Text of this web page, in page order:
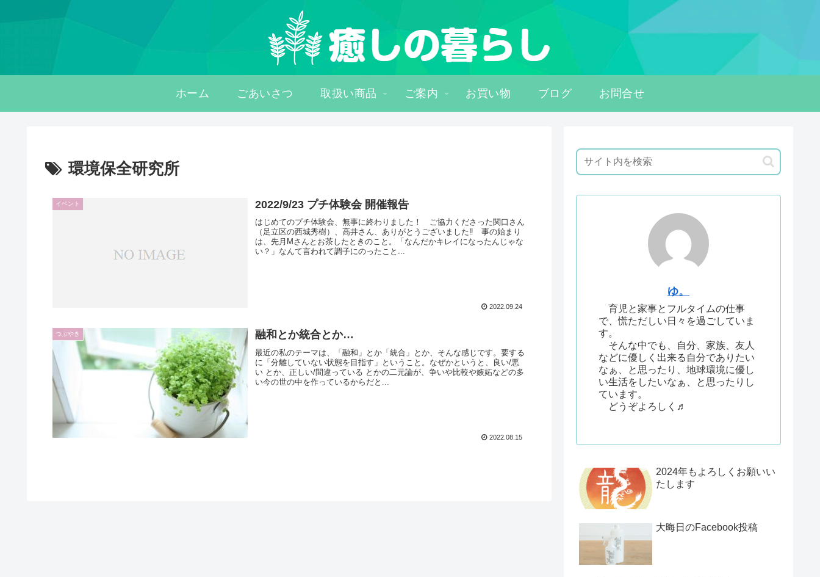
ホーム ごあいさつ 取扱い商品 ご案内 お買い物 ブログ お問合せ
環境保全研究所
イベント 2022/9/23 プチ体験会 開催報告
はじめてのプチ体験会、無事に終わりました！ ご協力くださった関口さん
（足立区の西城秀樹）、高井さん、ありがとうございました‼ 事の始まり
は、先月Mさんとお茶したときのこと。「なんだかキレイになったんじゃな
い？」なんて言われて調子にのったこと...
2022.09.24
つぶやき 融和とか統合とか…
最近の私のテーマは、「融和」とか「統合」とか、そんな感じです。要する
に「分離していない状態を目指す」ということ。なぜかというと、良い/悪
い とか、正しい/間違っている とかの二元論が、争いや比較や嫉妬などの多
い今の世の中を作っているからだと...
2022.08.15
ゆ。
育児と家事とフルタイムの仕事
で、慌ただしい日々を過ごしていま
す。
そんな中でも、自分、家族、友人
などに優しく出来る自分でありたい
なぁ、と思ったり、地球環境に優し
い生活をしたいなぁ、と思ったりし
ています。
どうぞよろしく♬
2024年もよろしくお願いい
たします
大晦日のFacebook投稿